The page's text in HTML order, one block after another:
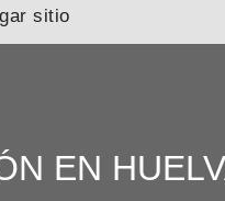
sitio
EN